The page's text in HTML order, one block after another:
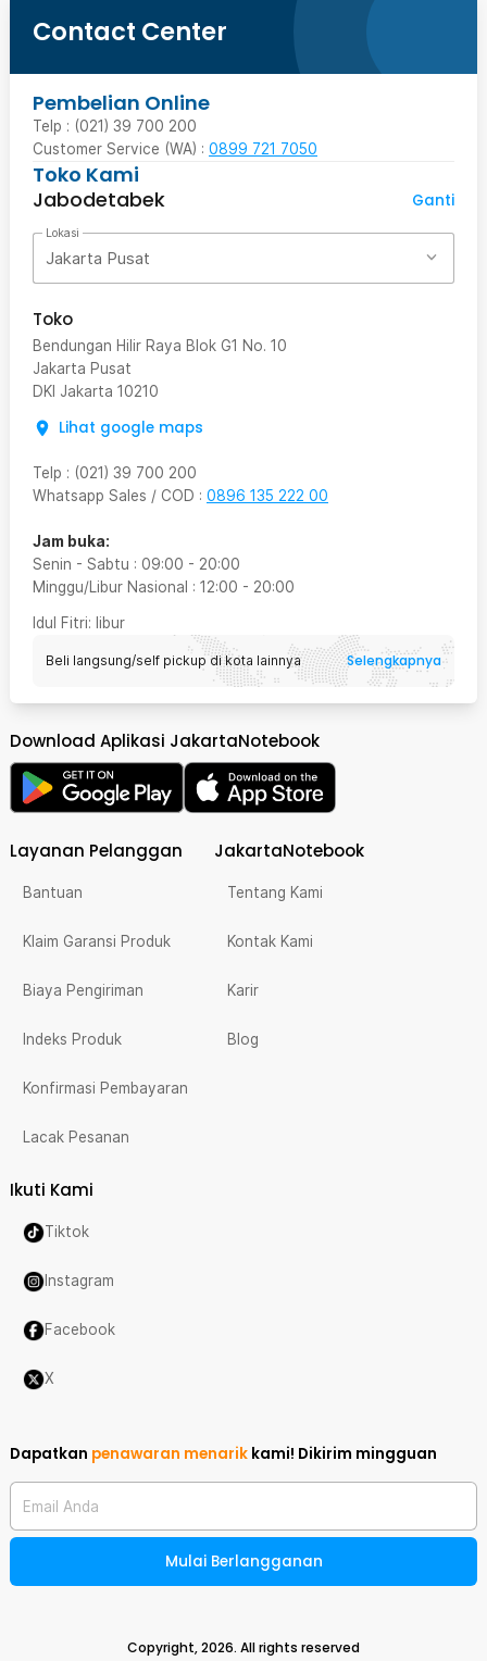
Contact Center
Pembelian Online
Telp : (021) 39 700 200
Customer Service (WA) : 0899 721 7050
Toko Kami
Jabodetabek
Ganti
Lokasi
Jakarta Pusat
Toko
Bendungan Hilir Raya Blok G1 No. 10
Jakarta Pusat
DKI Jakarta 10210
Lihat google maps
Telp : (021) 39 700 200
Whatsapp Sales / COD : 0896 135 222 00
Jam buka:
Senin - Sabtu : 09:00 - 20:00
Minggu/Libur Nasional : 12:00 - 20:00
Idul Fitri: libur
Beli langsung/self pickup di kota lainnya Selengkapnya
Download Aplikasi JakartaNotebook
Layanan Pelanggan
Bantuan
Klaim Garansi Produk
Biaya Pengiriman
Indeks Produk
Konfirmasi Pembayaran
Lacak Pesanan
JakartaNotebook
Tentang Kami
Kontak Kami
Karir
Blog
Ikuti Kami
Tiktok
Instagram
Facebook
X
Dapatkan penawaran menarik kami! Dikirim mingguan
Email Anda
Mulai Berlangganan
Copyright,2026. All rights reserved